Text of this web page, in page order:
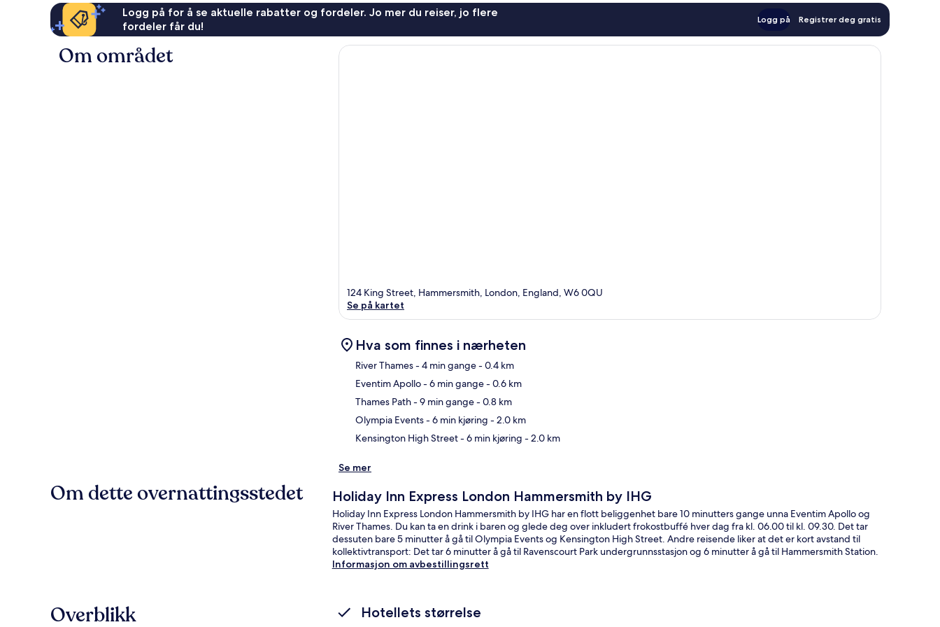
Logg på for å se aktuelle rabatter og fordeler. Jo mer du reiser, jo flere
fordeler får du!
Logg på Registrer deg gratis
Om området
124 King Street, Hammersmith, London, England, W6 0QU
Se på kartet
Hva som finnes i nærheten
River Thames- 4 min gange- 0.4 km
Eventim Apollo- 6 min gange- 0.6 km
Thames Path- 9 min gange- 0.8 km
Olympia Events- 6 min kjøring - 2.0 km
Kensington High Street- 6 min kjøring - 2.0 km
Se mer
Om dette overnattingsstedet Holiday Inn Express London Hammersmith by IHG
Holiday Inn Express London Hammersmith by IHG har en flott beliggenhet bare 10 minutters gange unna Eventim Apollo og
River Thames. Du kan ta en drink i baren og glede deg over inkludert frokostbuffé hver dag fra kl. 06.00 til kl. 09.30. Det tar
dessuten bare 5 minutter å gå til Olympia Events og Kensington High Street. Andre reisende liker at det er kort avstand til
kollektivtransport: Det tar 6 minutter å gå til Ravenscourt Park undergrunnsstasjon og 6 minutter å gå til Hammersmith Station.
Informasjon om avbestillingsrett
Overblikk Hotellets størrelse